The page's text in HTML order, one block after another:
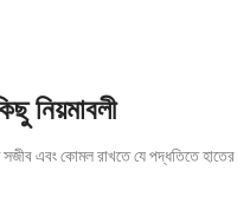
নিয়মাবলী
সজীব এবং কোমল রাখতে যে পদ্ধতিতে হাতের